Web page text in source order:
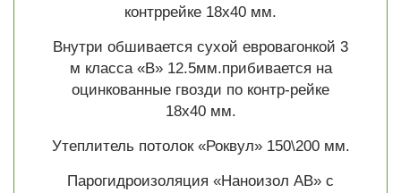
контррейке 18х40 мм.
Внутри обшивается сухой евровагонкой 3
м класса «В» 12.5мм.прибивается на
оцинкованные гвозди по контр-рейке
18х40 мм.
Утеплитель потолок «Роквул» 150\200 мм.
Парогидроизоляция «Наноизол АВ» с